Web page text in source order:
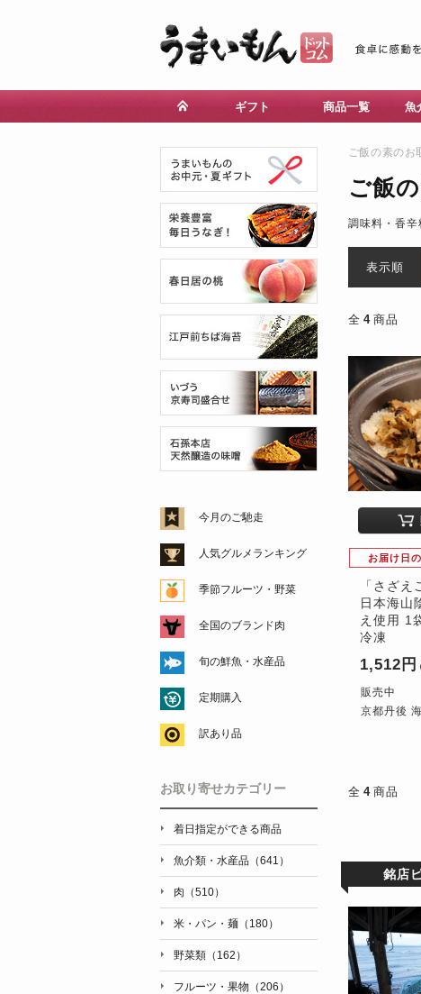
ギフト 商品一覧 魚
ご飯の素のお
ご飯
調味料・香辛
表示順
全 4 商品
お届け日
「さざえ
日本海山
え使用 1
冷凍
1,512円
販売中
京都丹後
全 4 商品
銘店
今月のご馳走
人気グルメランキング
季節フルーツ・野菜
全国のブランド肉
旬の鮮魚・水産品
定期購入
訳あり品
お取り寄せカテゴリー
着日指定ができる商品
魚介類・水産品（641）
肉（510）
米・パン・麺（180）
野菜類（162）
フルーツ・果物（206）